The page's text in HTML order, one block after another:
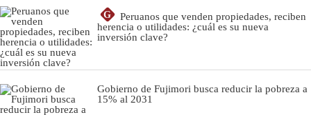
G
Peruanos que venden propiedades, reciben
herencia o utilidades: ¿cuál es su nueva
inversión clave?
Gobierno de Fujimori busca reducir la pobreza a
15% al 2031